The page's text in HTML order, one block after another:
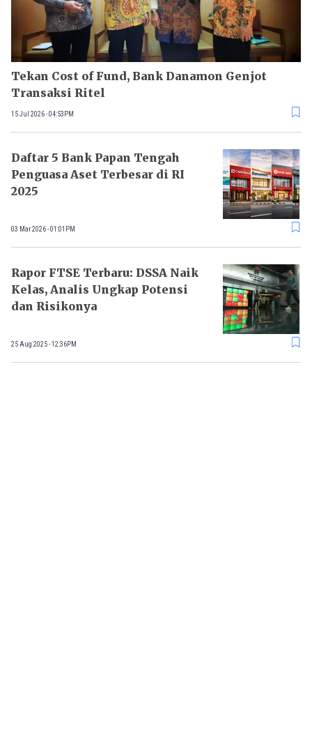
Tekan Cost of Fund, Bank Danamon Genjot
Transaksi Ritel
15 Jul 2026 - 04:53PM
Daftar 5 Bank Papan Tengah
Penguasa Aset Terbesar di RI
2025
03 Mar 2026 - 01:01PM
Rapor FTSE Terbaru: DSSA Naik
Kelas, Analis Ungkap Potensi
dan Risikonya
25 Aug 2025 - 12:36PM